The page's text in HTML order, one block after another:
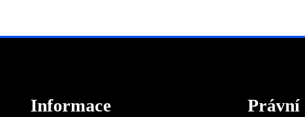
Informace Právní